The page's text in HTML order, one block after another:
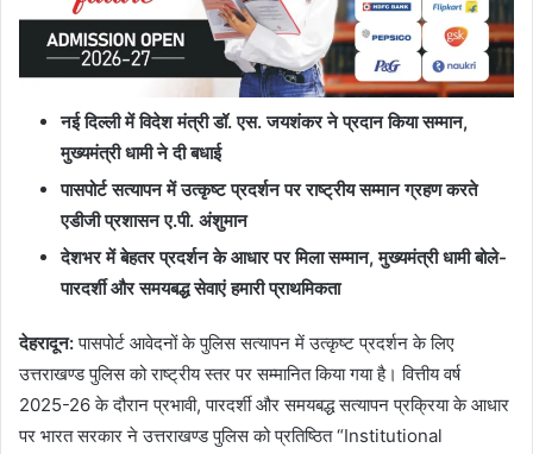
नई दिल्ली में विदेश मंत्री डॉ. एस. जयशंकर ने प्रदान किया सम्मान,
मुख्यमंत्री धामी ने दी बधाई
पासपोर्ट सत्यापन में उत्कृष्ट प्रदर्शन पर राष्ट्रीय सम्मान ग्रहण करते
एडीजी प्रशासन ए.पी. अंशुमान
देशभर में बेहतर प्रदर्शन के आधार पर मिला सम्मान, मुख्यमंत्री धामी बोले-
पारदर्शी और समयबद्ध सेवाएं हमारी प्राथमिकता
देहरादून:पासपोर्ट आवेदनों के पुलिस सत्यापन में उत्कृष्ट प्रदर्शन के लिए
उत्तराखण्ड पुलिस को राष्ट्रीय स्तर पर सम्मानित किया गया है। वित्तीय वर्ष
2025-26 के दौरान प्रभावी, पारदर्शी और समयबद्ध सत्यापन प्रक्रिया के आधार
पर भारत सरकार ने उत्तराखण्ड पुलिस को प्रतिष्ठित “Institutional